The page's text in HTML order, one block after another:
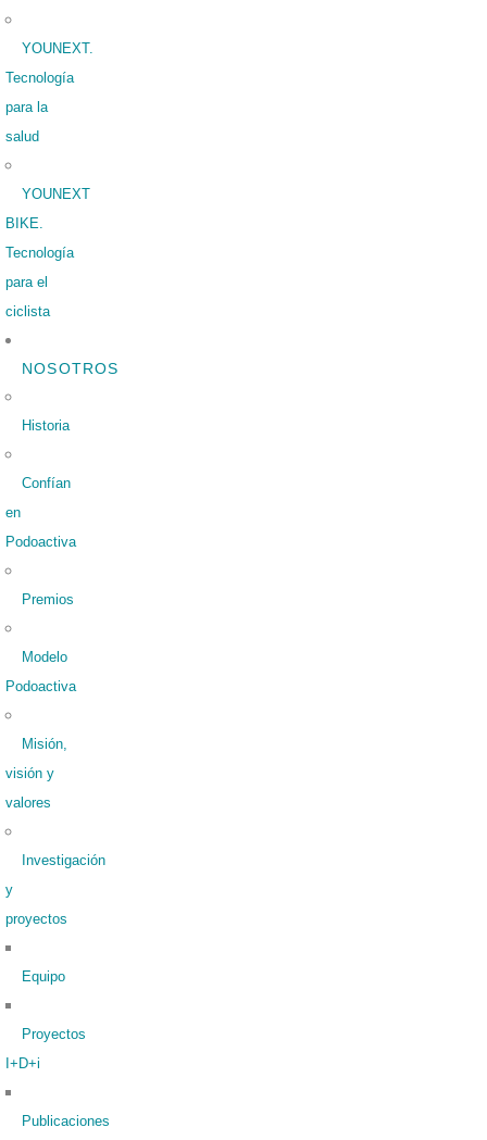
YOUNEXT.
Tecnología
para la
salud
YOUNEXT
BIKE.
Tecnología
para el
ciclista
NOSOTROS
Historia
Confían
en
Podoactiva
Premios
Modelo
Podoactiva
Misión,
visión y
valores
Investigación
y
proyectos
Equipo
Proyectos
I+D+i
Publicaciones